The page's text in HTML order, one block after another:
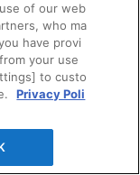
of our web
who ma
have provi
your use
to custo
Privacy Poli